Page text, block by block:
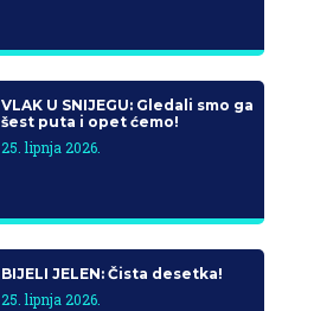
VLAK U SNIJEGU: Gledali smo ga
šest puta i opet ćemo!
25. lipnja 2026.
BIJELI JELEN: Čista desetka!
25. lipnja 2026.